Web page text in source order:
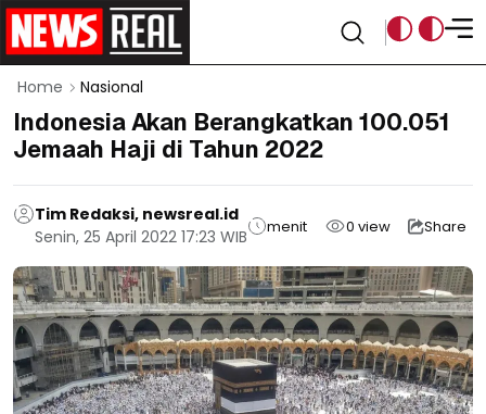
Home Nasional
Indonesia Akan Berangkatkan 100.051
Jemaah Haji di Tahun 2022
Tim Redaksi, newsreal.id
Senin, 25 April 2022 17:23 WIB
menit 0 view Share